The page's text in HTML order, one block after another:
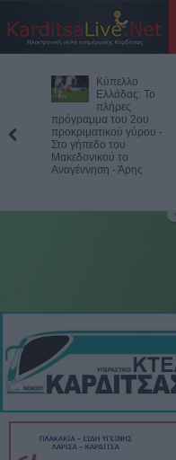
Κύπελλο
Ελλάδας: Το
του 2ου
γύρου -
γήπεδο του
το
- Άρης
Σκιές για
όρους, τον
φορέα
των
δεξαμενών